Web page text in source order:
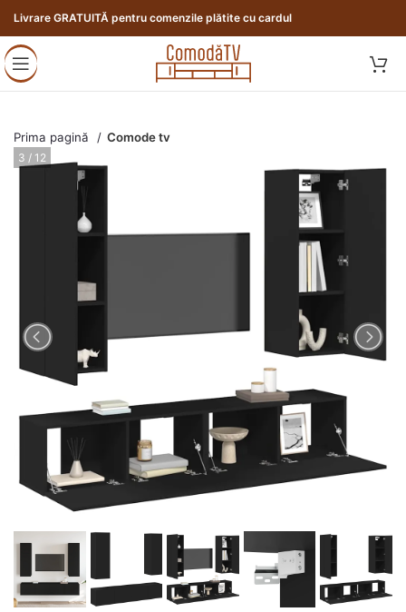
Livrare GRATUITĂ pentru comenzile plătite cu cardul
Prima pagină Comode tv
3 / 12